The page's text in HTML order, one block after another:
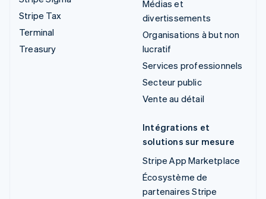
Stripe Tax
Terminal
Treasury
Médias et
divertissements
Organisations à but non
lucratif
Services professionnels
Secteur public
Vente au détail
Intégrations et
solutions sur mesure
Stripe App Marketplace
Écosystème de
partenaires Stripe